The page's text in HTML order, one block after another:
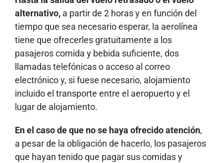
alternativo, a partir de 2 horas y en función del
tiempo que sea necesario esperar, la aerolínea
tiene que ofrecerles gratuitamente a los
pasajeros comida y bebida suficiente, dos
llamadas telefónicas o acceso al correo
electrónico y, si fuese necesario, alojamiento
incluido el transporte entre el aeropuerto y el
lugar de alojamiento.
En el caso de que no se haya ofrecido atención,
a pesar de la obligación de hacerlo, los pasajeros
que hayan tenido que pagar sus comidas y